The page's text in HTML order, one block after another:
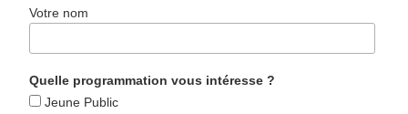
Votre nom
Quelle programmation vous intéresse ?
Jeune Public